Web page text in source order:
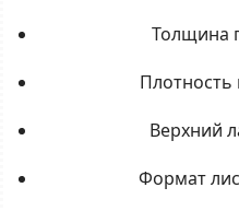
Толщина
Плотность
Верхний
Формат